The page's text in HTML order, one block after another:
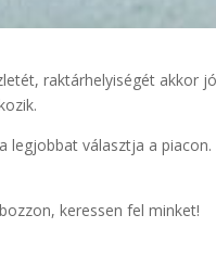
raktárhelyiségét akkor
legjobbat választja a
keressen fel minket!